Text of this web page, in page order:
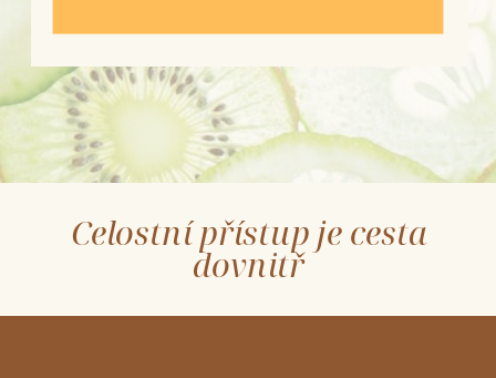
Celostní přístup je cesta
dovnitř